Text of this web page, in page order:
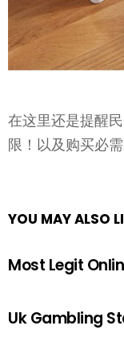
在这里还是提醒
限！以及购买必
YOU MAY ALSO
Most Legit
Uk Gambling